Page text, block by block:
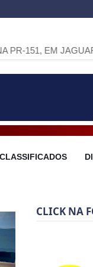
>>
CLASSIFICADOS
CLICK NA